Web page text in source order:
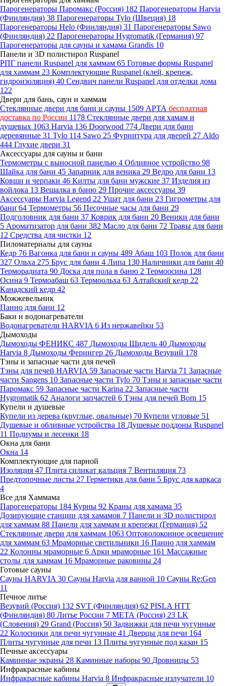
Парогенераторы Паромакс (Россия) 182 Парогенераторы Harvia
(Финляндия) 38 Парогенераторы Tylo (Швеция) 18
Парогенераторы Helo (Финляндия) 31 Парогенераторы Sawo
(Финляндия) 22 Парогенераторы Hygromatik (Германия) 97
Парогенераторы для сауны и хамама Grandis 10
Панели и 3D полистирол Ruspanel
РПГ панели Ruspanel для хаммам 65 Готовые формы Ruspanel
для хаммам 23 Комплектующие Ruspanel (клей, крепеж,
гидроизоляция) 40 Сендвич панели Ruspanel для отделки дома
122
Двери для бань, саун и хаммам
Стеклянные двери для бани и сауны 1509 АРТА бесплатная
доставка по России 1178 Стеклянные двери для хамам и
душевых 1063 Harvia 136 Doorwood 774 Двери для бани
деревянные 31 Tylo 114 Sawo 25 Фурнитура для дверей 27 Aldo
444 Глухие двери 31
Аксессуары для сауны и бани
Термометры с выносной панелью 4 Обливное устройство 98
Шайка для бани 45 Запарник для веника 29 Ведро для бани 13
Ковши и черпаки 46 Килты для бани мужские 37 Изделия из
войлока 13 Вешалка в баню 29 Прочие аксессуары 39
Аксессуары Harvia Legend 22 Ушат для бани 23 Гигрометры для
бани 64 Термометры 56 Песочные часы для бани 29
Подголовник для бани 37 Коврик для бани 20 Веники для бани
5 Ароматизатор для бани 382 Масло для бани 72 Травы для бани
12 Средства для чистки 12
Пиломатериалы для сауны
Кедр 76 Вагонка для бани и сауны 489 Абаш 103 Полок для бани
327 Ольха 275 Брус для бани 4 Липа 130 Наличники для бани 40
Терморадиата 90 Доска для пола в баню 2 Термоосина 128
Осина 9 Термоабаш 63 Термоольха 63 Алтайский кедр 22
Канадский кедр 42
Можжевельник
Панно для бани 12
Баки и водонагреватели
Водонагреватели HARVIA 6 Из нержавейки 53
Дымоходы
Дымоходы ФЕНИКС 487 Дымоходы Шидель 40 Дымоходы
Harvia 8 Дымоходы Ферингер 26 Дымоходы Везувий 178
Тэны и запасные части для печей
Тэны для печей HARVIA 59 Запасные части Harvia 71 Запасные
части Sangens 10 Запасные части Tylo 70 Тэны и запасные части
Паромакс 59 Запасные части Karina 22 Запасные части
Hygromatik 62 Аналоги запчастей 6 Тэны для печей Born 15
Купели и душевые
Купели из дерева (круглые, овальные) 70 Купели угловые 51
Душевые и обливные устройства 18 Душевые поддоны Ruspanel
11 Подиумы и лесенки 18
Окна для бани
Окна 14
Комплектующие для парной
Изоляция 47 Плита силикат кальция 7 Вентиляция 73
Предтопочные листы 27 Герметики для бани 5 Брус для каркаса
4
Все для Хаммама
Парогенераторы 184 Курны 92 Краны для хамама 35
Дозирующие станции для хамамов 7 Панели и 3D полистирол
для хаммам 88 Панели для хаммам и крепежи (Германия) 52
Стеклянные двери для хаммам 1063 Оптоволоконное освещение
для хаммам 63 Мраморные светильники 16 Панно для хаммам
22 Колонны мраморные 6 Арки мраморные 161 Массажные
столы для хаммам 16 Мраморные раковины 24
Готовые сауны
Сауны HARVIA 30 Сауны Harvia для ванной 10 Сауны Re:Gen
11
Печное литье
Везувий (Россия) 132 SVT (Финляндия) 62 PISLA HTT
(Финляндия) 80 Литье России 7 МЕТА (Россия) 23 LK
(Словения) 29 Grand (Россия) 50 Задвижки для печи чугунные
22 Колосники для печи чугунные 41 Дверцы для печи 164
Плиты чугунные для печи 13 Плиты чугунные под казан 15
Печные аксессуары
Каминные экраны 28 Каминные наборы 90 Дровницы 53
Инфракрасные кабины
Инфракрасные кабины Harvia 8 Инфракрасные излучатели 10